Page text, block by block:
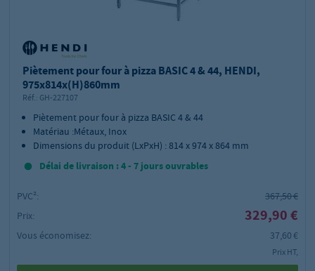
Piètement pour four à pizza BASIC 4 & 44, HENDI,
975x814x(H)860mm
Réf.: GH-227107
Piètement pour four à pizza BASIC 4 & 44
Matériau :Métaux, Inox
Dimensions du produit (LxPxH) : 814 x 974 x 864 mm
Délai de livraison : 4 - 7 jours ouvrables
PVC²:
367,50 €
Prix:
329,90 €
Vous économisez: 37,60 €
Prix HT,